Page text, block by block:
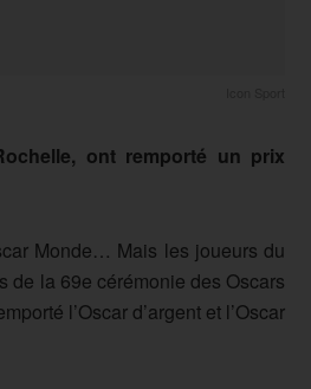
ont remporté un prix
Monde… Mais les joueurs du
de la 69e cérémonie des Oscars
l’Oscar d’argent et l’Oscar